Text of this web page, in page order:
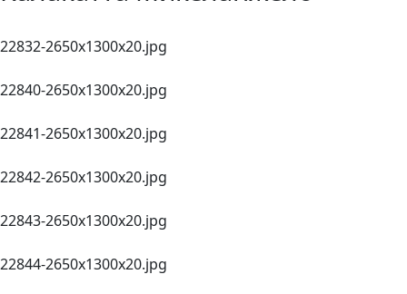
22832-2650х1300x20.jpg
22840-2650х1300x20.jpg
22841-2650х1300x20.jpg
22842-2650х1300x20.jpg
22843-2650х1300x20.jpg
22844-2650х1300x20.jpg